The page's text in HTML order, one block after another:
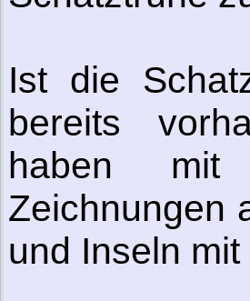
Ist die
bereits
haben mit
Zeichnungen
und Inseln